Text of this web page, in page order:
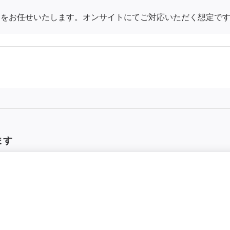
お任せいたします。オンサイトにてご対応いただく想定です
す